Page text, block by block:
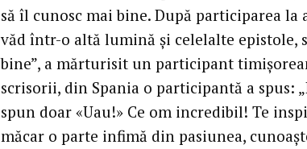
să îl cunosc mai bine. După participarea la
văd într-o altă lumină și celelalte epistole,
bine”, a mărturisit un participant
scrisorii, din Spania o participantă a spus:
spun doar «Uau!» Ce om incredibil! Te
măcar o parte infimă din pasiunea,